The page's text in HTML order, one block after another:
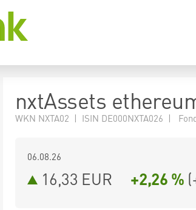
nxtAssets
WKN NXTA02 | ISIN DE000NXTA026 |
06.08.26
16,33 EUR +2,26 % (